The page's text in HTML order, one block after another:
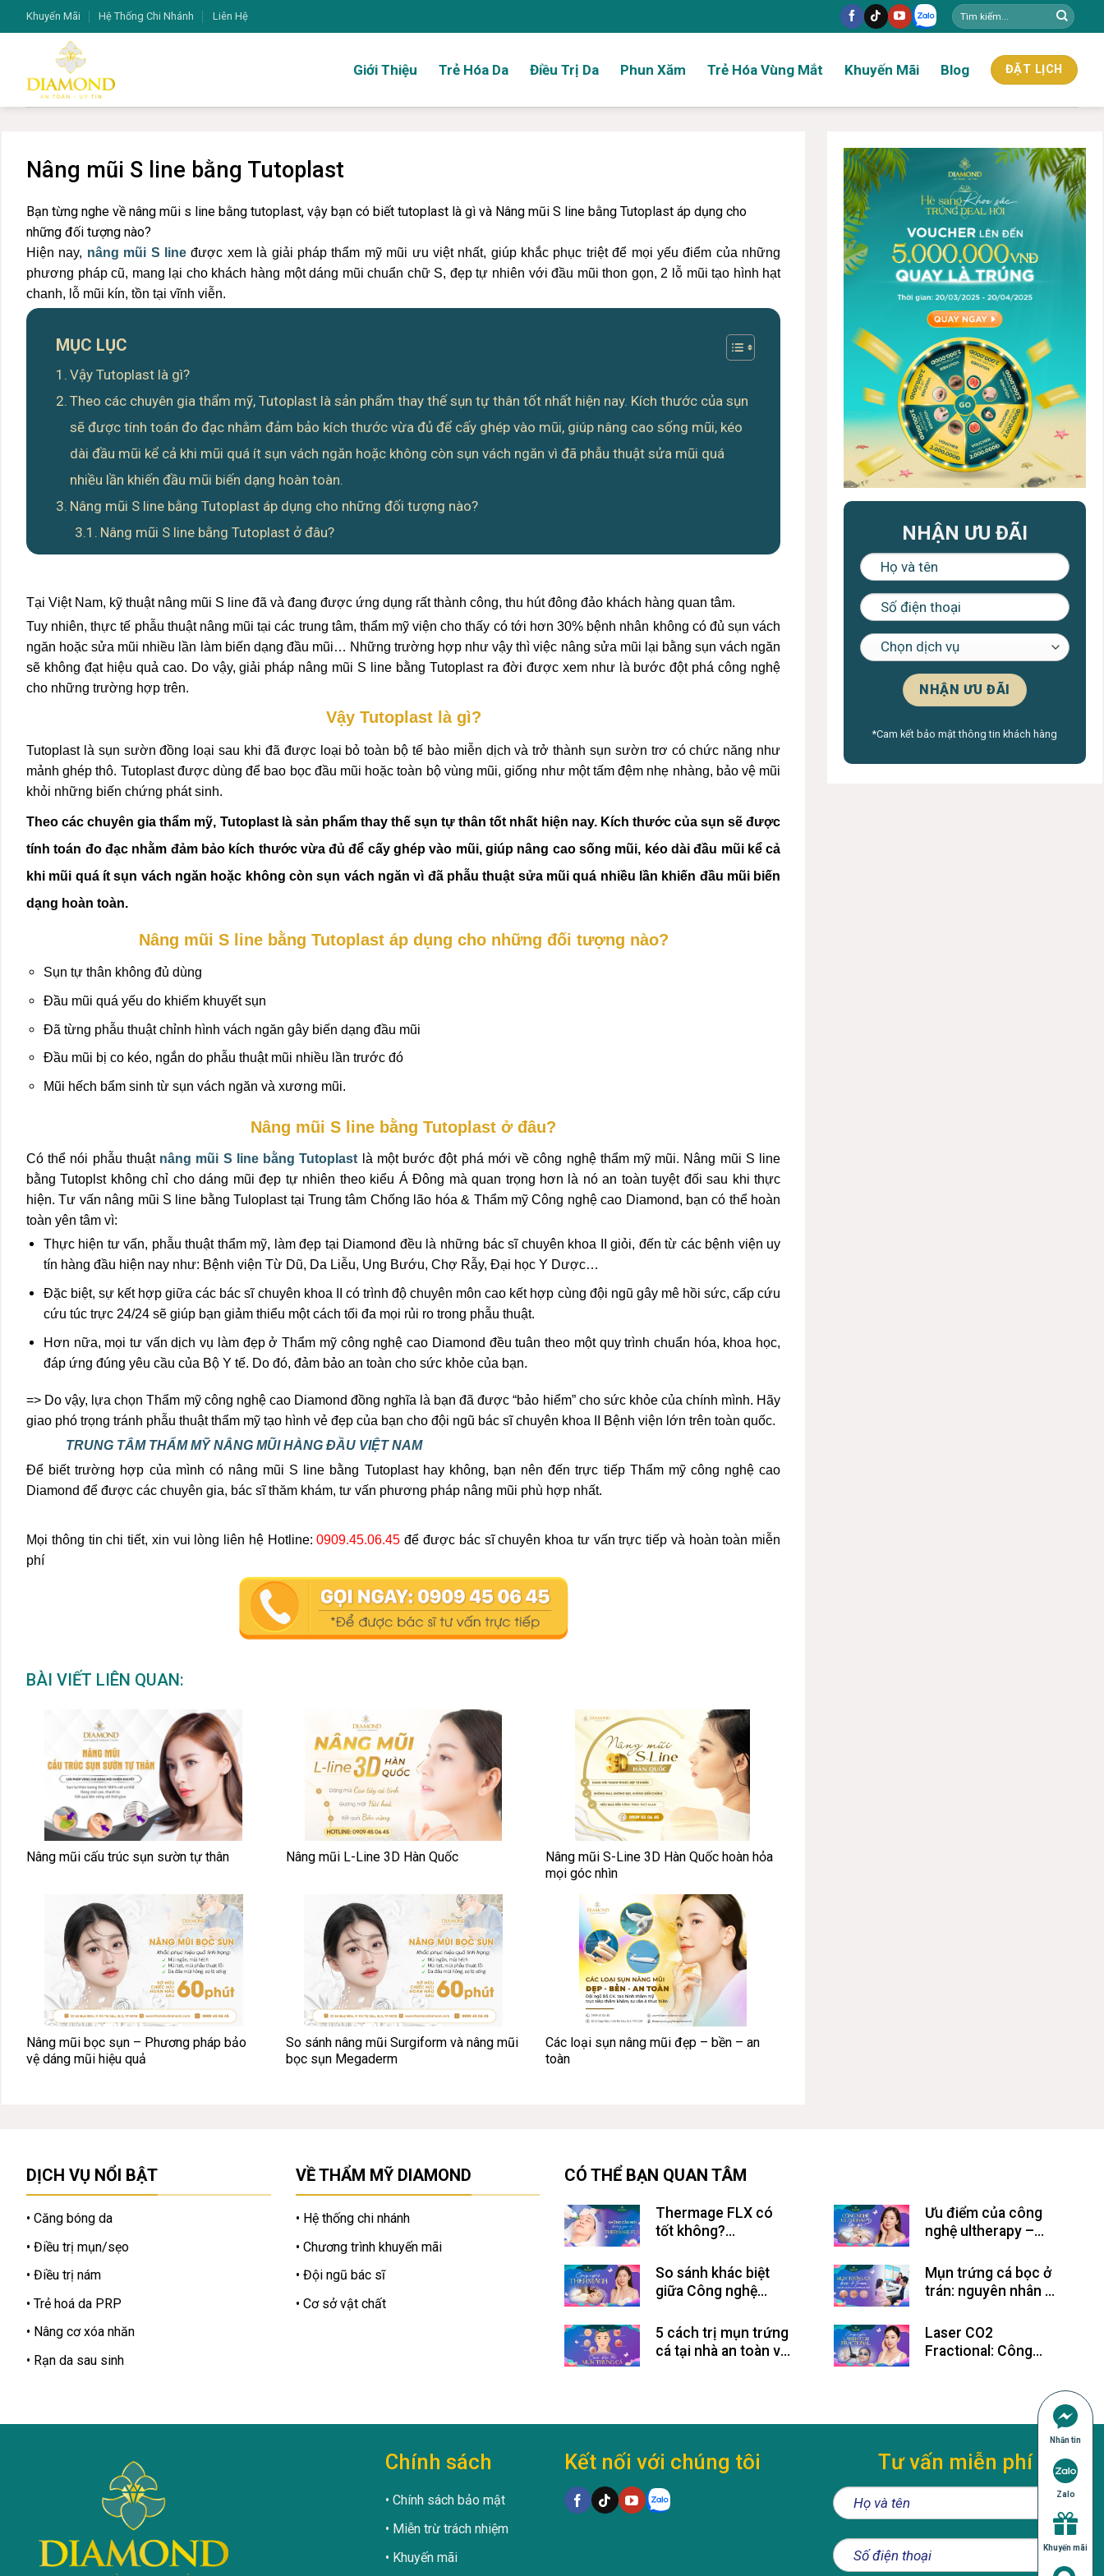
qua
Khuyến Mãi Hệ Thống Chi Nhánh Liên Hệ
Giới Thiệu Trẻ Hóa Da Điều Trị Da Phun Xăm Trẻ Hóa Vùng Mắt Khuyến Mãi Blog ĐẶT LỊCH
Nâng mũi S line bằng Tutoplast
Bạn từng nghe về nâng mũi s line bằng tutoplast, vậy bạn có biết tutoplast là gì và Nâng mũi S line bằng Tutoplast áp dụng cho
những đối tượng nào?
Hiện nay, nâng mũi S lineđược xem là giải pháp thẩm mỹ mũi ưu việt nhất, giúp khắc phục triệt để mọi yếu điểm của những
phương pháp cũ, mang lại cho khách hàng một dáng mũi chuẩn chữ S, đẹp tự nhiên với đầu mũi thon gọn, 2 lỗ mũi tạo hình hạt
chanh, lỗ mũi kín, tồn tại vĩnh viễn.
MỤC LỤC
Vậy Tutoplast là gì?
Theo các chuyên gia thẩm mỹ, Tutoplast là sản phẩm thay thế sụn tự thân tốt nhất hiện nay. Kích thước của sụn
sẽ được tính toán đo đạc nhằm đảm bảo kích thước vừa đủ để cấy ghép vào mũi, giúp nâng cao sống mũi, kéo
dài đầu mũi kể cả khi mũi quá ít sụn vách ngăn hoặc không còn sụn vách ngăn vì đã phẫu thuật sửa mũi quá
nhiều lần khiến đầu mũi biến dạng hoàn toàn.
Nâng mũi S line bằng Tutoplast áp dụng cho những đối tượng nào?
Nâng mũi S line bằng Tutoplast ở đâu?
Tại Việt Nam, kỹ thuật nâng mũi S line đã và đang được ứng dụng rất thành công, thu hút đông đảo khách hàng quan tâm.
Tuy nhiên, thực tế phẫu thuật nâng mũi tại các trung tâm, thẩm mỹ viện cho thấy có tới hơn 30% bệnh nhân không có đủ sụn vách
ngăn hoặc sửa mũi nhiều lần làm biến dạng đầu mũi… Những trường hợp như vậy thì việc nâng sửa mũi lại bằng sụn vách ngăn
sẽ không đạt hiệu quả cao. Do vậy, giải pháp nâng mũi S line bằng Tutoplast ra đời được xem như là bước đột phá công nghệ
cho những trường hợp trên.
Vậy Tutoplast là gì?
Tutoplast là sụn sườn đồng loại sau khi đã được loại bỏ toàn bộ tế bào miễn dịch và trở thành sụn sườn trơ có chức năng như
mảnh ghép thô. Tutoplast được dùng để bao bọc đầu mũi hoặc toàn bộ vùng mũi, giống như một tấm đệm nhẹ nhàng, bảo vệ mũi
khỏi những biến chứng phát sinh.
Theo các chuyên gia thẩm mỹ, Tutoplast là sản phẩm thay thế sụn tự thân tốt nhất hiện nay. Kích thước của sụn sẽ được
tính toán đo đạc nhằm đảm bảo kích thước vừa đủ để cấy ghép vào mũi, giúp nâng cao sống mũi, kéo dài đầu mũi kể cả
khi mũi quá ít sụn vách ngăn hoặc không còn sụn vách ngăn vì đã phẫu thuật sửa mũi quá nhiều lần khiến đầu mũi biến
dạng hoàn toàn.
Nâng mũi S line bằng Tutoplast áp dụng cho những đối tượng nào?
Sụn tự thân không đủ dùng
Đầu mũi quá yếu do khiếm khuyết sụn
Đã từng phẫu thuật chỉnh hình vách ngăn gây biến dạng đầu mũi
Đầu mũi bị co kéo, ngắn do phẫu thuật mũi nhiều lần trước đó
Mũi hếch bẩm sinh từ sụn vách ngăn và xương mũi.
Nâng mũi S line bằng Tutoplast ở đâu?
Có thể nói phẫu thuật nâng mũi S line bằng Tutoplast là một bước đột phá mới về công nghệ thẩm mỹ mũi. Nâng mũi S line
bằng Tutoplst không chỉ cho dáng mũi đẹp tự nhiên theo kiểu Á Đông mà quan trọng hơn là nó an toàn tuyệt đối sau khi thực
hiện. Tư vấn nâng mũi S line bằng Tuloplast tại Trung tâm Chống lão hóa & Thẩm mỹ Công nghệ cao Diamond, bạn có thể hoàn
toàn yên tâm vì:
Thực hiện tư vấn, phẫu thuật thẩm mỹ, làm đẹp tại Diamond đều là những bác sĩ chuyên khoa II giỏi, đến từ các bệnh viện uy
tín hàng đầu hiện nay như: Bệnh viện Từ Dũ, Da Liễu, Ung Bướu, Chợ Rẫy, Đại học Y Dược…
Đặc biệt, sự kết hợp giữa các bác sĩ chuyên khoa II có trình độ chuyên môn cao kết hợp cùng đội ngũ gây mê hồi sức, cấp cứu
cứu túc trực 24/24 sẽ giúp bạn giảm thiểu một cách tối đa mọi rủi ro trong phẫu thuật.
Hơn nữa, mọi tư vấn dịch vụ làm đẹp ở Thẩm mỹ công nghệ cao Diamond đều tuân theo một quy trình chuẩn hóa, khoa học,
đáp ứng đúng yêu cầu của Bộ Y tế. Do đó, đảm bảo an toàn cho sức khỏe của bạn.
=> Do vậy, lựa chọn Thẩm mỹ công nghệ cao Diamond đồng nghĩa là bạn đã được “bảo hiểm” cho sức khỏe của chính mình. Hãy
giao phó trọng tránh phẫu thuật thẩm mỹ tạo hình vẻ đẹp của bạn cho đội ngũ bác sĩ chuyên khoa II Bệnh viện lớn trên toàn quốc.
TRUNG TÂM THẨM MỸ NÂNG MŨI HÀNG ĐẦU VIỆT NAM
Để biết trường hợp của mình có nâng mũi S line bằng Tutoplast hay không, bạn nên đến trực tiếp Thẩm mỹ công nghệ cao
Diamond để được các chuyên gia, bác sĩ thăm khám, tư vấn phương pháp nâng mũi phù hợp nhất.
Mọi thông tin chi tiết, xin vui lòng liên hệ Hotline:0909.45.06.45để được bác sĩ chuyên khoa tư vấn trực tiếp và hoàn toàn miễn
phí
BÀI VIẾT LIÊN QUAN:
Nâng mũi cấu trúc sụn sườn tự thân Nâng mũi L-Line 3D Hàn Quốc
Nâng mũi S-Line 3D Hàn Quốc hoàn hỏa
mọi góc nhìn
Nâng mũi bọc sụn – Phương pháp bảo
vệ dáng mũi hiệu quả
So sánh nâng mũi Surgiform và nâng mũi
bọc sụn Megaderm
Các loại sụn nâng mũi đẹp – bền – an
toàn
NHẬN ƯU ĐÃI
*Cam kết bảo mật thông tin khách hàng
DỊCH VỤ NỔI BẬT
Căng bóng da
Điều trị mụn/sẹo
Điều trị nám
Trẻ hoá da PRP
Nâng cơ xóa nhăn
Rạn da sau sinh
VỀ THẨM MỸ DIAMOND
Hệ thống chi nhánh
Chương trình khuyến mãi
Đội ngũ bác sĩ
Cơ sở vật chất
CÓ THỂ BẠN QUAN TÂM
Thermage FLX có
tốt không?
bao nhiêu?
Ưu điểm của công
nghệ ultherapy –
hiện?
So sánh khác biệt
giữa Công nghệ
nghệ Thermage FLX
Mụn trứng cá bọc ở
trán: nguyên nhân và
5 cách trị mụn trứng
cá tại nhà an toàn và
Laser CO2
Fractional: Công
Chính sách
Chính sách bảo mật
Miễn trừ trách nhiệm
Khuyến mãi
Kết nối với chúng tôi Tư vấn miễn phí
Nhắn tin
Zalo
Khuyến mãi